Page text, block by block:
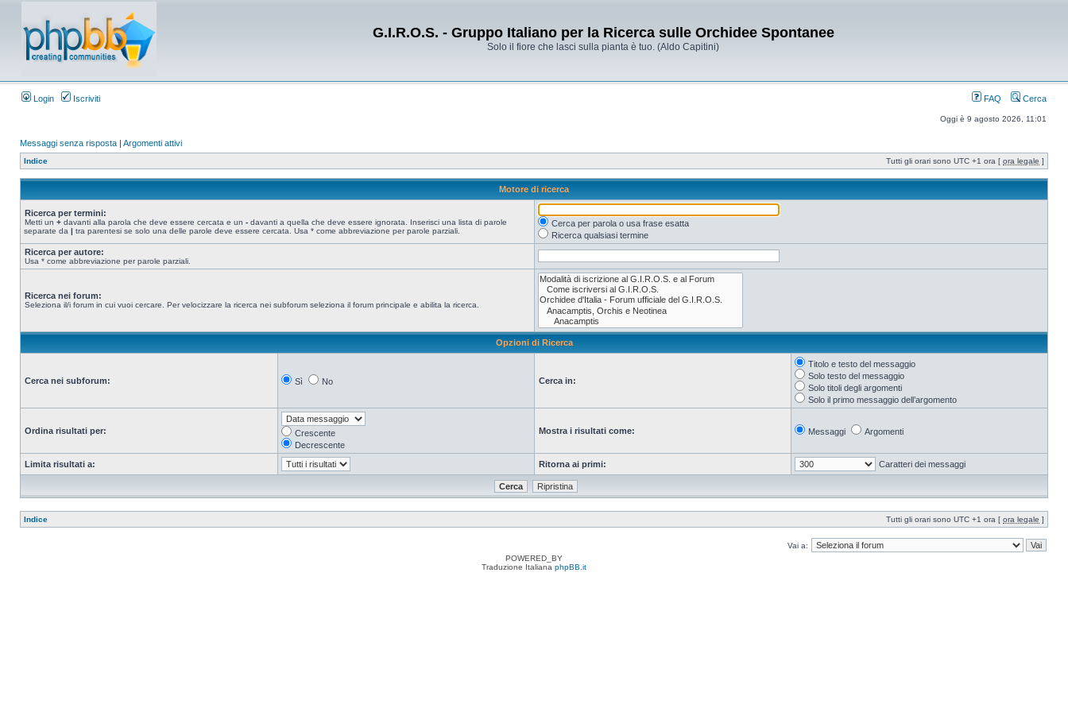
G.I.R.O.S. - Gruppo Italiano per la Ricerca sulle Orchidee Spontanee
Solo il fiore che lasci sulla pianta è tuo. (Aldo Capitini)
Login Iscriviti FAQ Cerca
Oggi è 9 agosto 2026, 11:01
Messaggi senza risposta | Argomenti attivi
Indice Tutti gli orari sono UTC +1 ora [ ora legale ]
Motore di ricerca
Ricerca per termini:
Metti un + davanti alla parola che deve essere cercata e un - davanti a quella che deve essere ignorata. Inserisci una lista di parole
separate da | tra parentesi se solo una delle parole deve essere cercata. Usa * come abbreviazione per parole parziali.
Cerca per parola o usa frase esatta
Ricerca qualsiasi termine
Ricerca per autore:
Usa * come abbreviazione per parole parziali.
Ricerca nei forum:
Seleziona il/i forum in cui vuoi cercare. Per velocizzare la ricerca nei subforum seleziona il forum principale e abilita la ricerca.
Opzioni di Ricerca
Cerca nei subforum: Sì No Cerca in:
Titolo e testo del messaggio
Solo testo del messaggio
Solo titoli degli argomenti
Solo il primo messaggio dell’argomento
Ordina risultati per:
Crescente
Decrescente
Mostra i risultati come: Messaggi Argomenti
Limita risultati a: Ritorna ai primi: Caratteri dei messaggi
Indice Tutti gli orari sono UTC +1 ora [ ora legale ]
Vai a:
POWERED_BY
Traduzione Italiana phpBB.it